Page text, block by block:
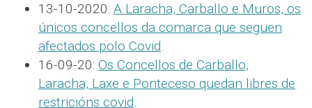
13-10-2020: A Laracha, Carballo e Muros, os
únicos concellos da comarca que seguen
afectados polo Covid.
16-09-20: Os Concellos de Carballo,
Laracha, Laxe e Ponteceso quedan libres de
restricións covid.